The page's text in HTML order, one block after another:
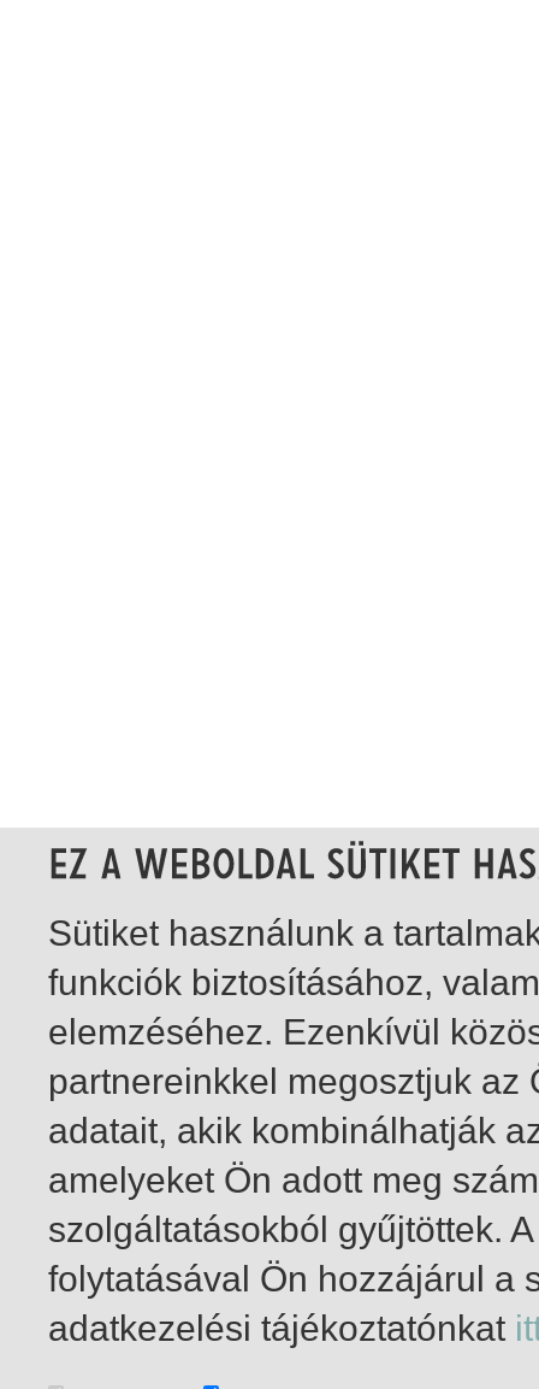
1-7 / összesen 7 találat
Sütiket használunk a
funkciók biztosításához,
elemzéséhez. Ezenkívül
partnereinkkel megosztjuk
adatait, akik kombinálhatják
amelyeket Ön adott meg
szolgáltatásokból gyűjtöttek.
folytatásával Ön hozzájárul a
adatkezelési tájékoztatónkat